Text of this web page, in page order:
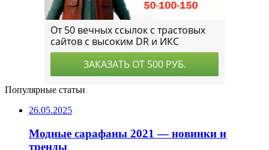
Популярные статьи
26.05.2025
Модные сарафаны 2021 — новинки и
тренды